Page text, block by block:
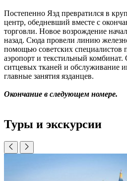
Постепенно Язд превратился в
центр, обедневший вместе с
торговли. Новое возрождение
назад. Сюда провели линию
помощью советских специалистов
аэропорт и текстильный комбинат.
ситцевых тканей и обслуживание
главные занятия язданцев.
Окончание в следующем номере.
Туры и экскурсии